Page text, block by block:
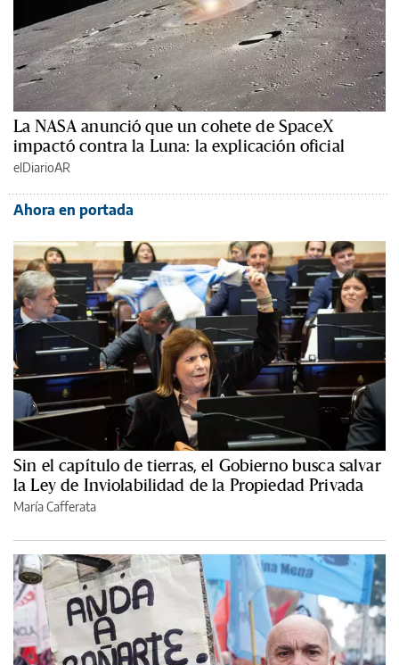
La NASA anunció que un cohete de SpaceX
impactó contra la Luna: la explicación oficial
elDiarioAR
Ahora en portada
Sin el capítulo de tierras, el Gobierno busca salvar
la Ley de Inviolabilidad de la Propiedad Privada
María Cafferata